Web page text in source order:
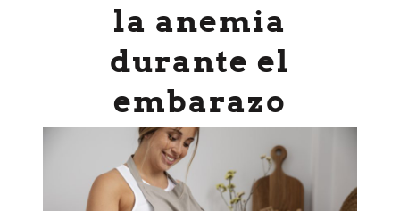
la anemia
durante el
embarazo